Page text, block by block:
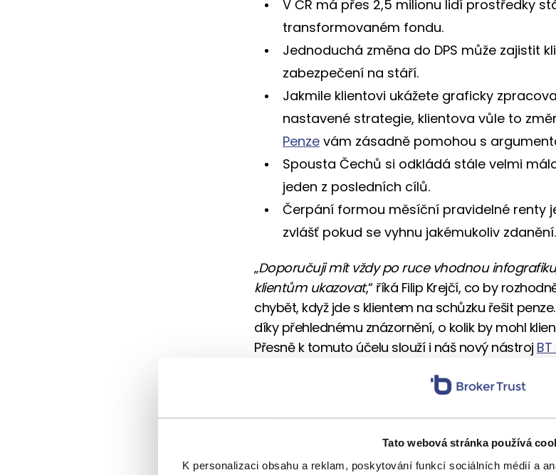
Tato webová stránka používá
K personalizaci obsahu a reklam, poskytování funkcí sociálních médií a
V ČR má přes 2,5 milionu lidí prostředky
transformovaném fondu.
Jednoduchá změna do DPS může zajistit
zabezpečení na stáří.
Jakmile klientovi ukážete graficky
nastavené strategie, klientova vůle to
Penze vám zásadně pomohou s
Spousta Čechů si odkládá stále velmi
jeden z posledních cílů.
Čerpání formou měsíční pravidelné renty
zvlášť pokud se vyhnu jakémukoliv zdanění.
„Doporučuji mít vždy po ruce vhodnou
klientům ukazovat,“ říká Filip Krejčí, co by
chybět, když jde s klientem na schůzku řešit
díky přehlednému znázornění, o kolik by mohl
Přesně k tomuto účelu slouží i náš nový nástroj
Váš konzultant je mimořádně úspěšná firma, která
spolupracovníků. Starají se o více než 30 000
v investicích přes 1,3 miliardy korun. Pojďme se s
nejen na penzijní nešvary, ale hlavně příležitosti,